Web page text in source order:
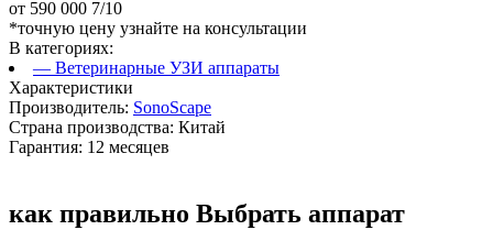
от 590 000 7/10
*точную цену узнайте на консультации
В категориях:
— Ветеринарные УЗИ аппараты
Характеристики
Производитель: SonoScape
Страна производства: Китай
Гарантия: 12 месяцев
как правильно Выбрать аппарат